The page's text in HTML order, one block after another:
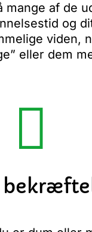
mange af de
og
viden,
eller dem
